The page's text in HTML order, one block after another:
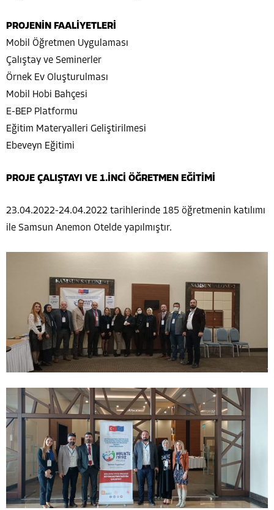
PROJENİN FAALİYETLERİ
Mobil Öğretmen Uygulaması
Çalıştay ve Seminerler
Örnek Ev Oluşturulması
Mobil Hobi Bahçesi
E-BEP Platformu
Eğitim Materyalleri Geliştirilmesi
Ebeveyn Eğitimi
PROJE ÇALIŞTAYI VE 1.İNCİ ÖĞRETMEN EĞİTİMİ
23.04.2022-24.04.2022 tarihlerinde 185 öğretmenin katılımı
ile Samsun Anemon Otelde yapılmıştır.